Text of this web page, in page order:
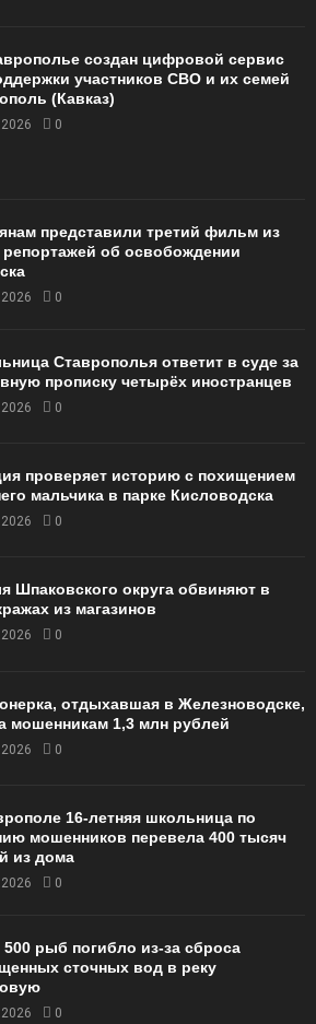
создан цифровой сервис
участников СВО и их семей
(Кавказ)
0
представили третий фильм из
репортажей об освобождении
0
Ставрополья ответит в суде за
прописку четырёх иностранцев
0
проверяет историю с похищением
мальчика в парке Кисловодска
0
Шпаковского округа обвиняют в
из магазинов
0
отдыхавшая в Железноводске,
мошенникам 1,3 млн рублей
0
16-летняя школьница по
мошенников перевела 400 тысяч
из дома
0
500 рыб погибло из-за сброса
сточных вод в реку
0